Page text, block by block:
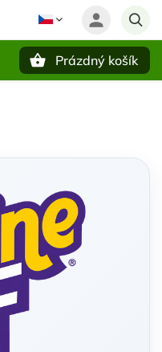
Prázdný košík